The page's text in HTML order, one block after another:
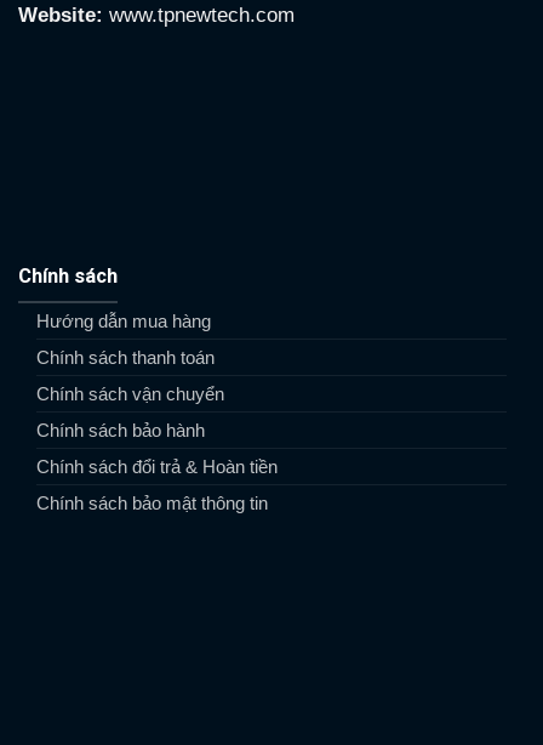
Website: www.tpnewtech.com
Chính sách
Hướng dẫn mua hàng
Chính sách thanh toán
Chính sách vận chuyển
Chính sách bảo hành
Chính sách đổi trả & Hoàn tiền
Chính sách bảo mật thông tin